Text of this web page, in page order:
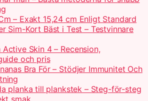
– Exakt 15,24 cm Enligt Standard
Sim-Kort Bäst i Test – Testvinnare
Active Skin 4 – Recension,
och pris
Bra För – Stödjer Immunitet Och
planka till plankstek – Steg-för-steg
smak